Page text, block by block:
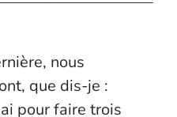
nous
que dis-je :
pour faire trois